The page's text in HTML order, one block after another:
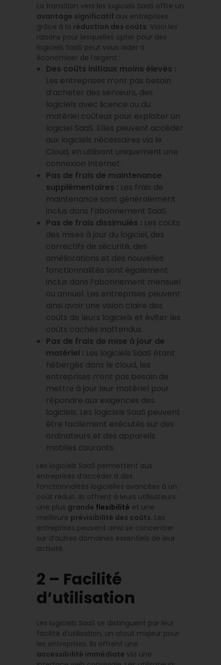
La transition vers les logiciels SaaS offre un
avantage significatif aux entreprises
grâce à la réduction des coûts. Voici les
raisons pour lesquelles opter pour des
logiciels SaaS peut vous aider à
économiser de l’argent :
Des coûts initiaux moins élevés :
Les entreprises n’ont pas besoin
d’acheter des serveurs, des
logiciels avec licence ou du
matériel coûteux pour exploiter un
logiciel SaaS. Elles peuvent accéder
aux logiciels nécessaires via le
Cloud, en utilisant uniquement une
connexion Internet.
Pas de frais de maintenance
supplémentaires : Les frais de
maintenance sont généralement
inclus dans l’abonnement SaaS.
Pas de frais dissimulés : Les coûts
des mises à jour du logiciel, des
correctifs de sécurité, des
améliorations et des nouvelles
fonctionnalités sont également
inclus dans l’abonnement mensuel
ou annuel. Les entreprises peuvent
ainsi avoir une vision claire des
coûts de leurs logiciels et éviter les
coûts cachés inattendus.
Pas de frais de mise à jour de
matériel : Les logiciels SaaS étant
hébergés dans le cloud, les
entreprises n’ont pas besoin de
mettre à jour leur matériel pour
répondre aux exigences des
logiciels. Les logiciels SaaS peuvent
être facilement exécutés sur des
ordinateurs et des appareils
mobiles courants.
Les logiciels SaaS permettent aux
entreprises d’accéder à des
fonctionnalités logicielles avancées à un
coût réduit. Ils offrent à leurs utilisateurs
une plus grande flexibilité et une
meilleure prévisibilité des coûts. Les
entreprises peuvent ainsi se concentrer
sur d’autres domaines essentiels de leur
activité.
2 – Facilité
d’utilisation
Les logiciels SaaS se distinguent par leur
facilité d’utilisation, un atout majeur pour
les entreprises. Ils offrent une
accessibilité immédiate via une